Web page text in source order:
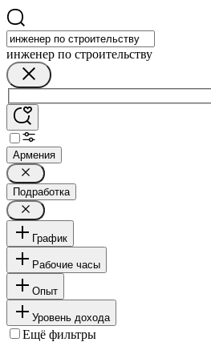
инженер по строительству
Армения
Подработка
График
Рабочие часы
Опыт
Уровень дохода
Ещё фильтры